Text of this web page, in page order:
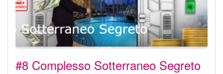
#8 Complesso Sotterraneo Segreto